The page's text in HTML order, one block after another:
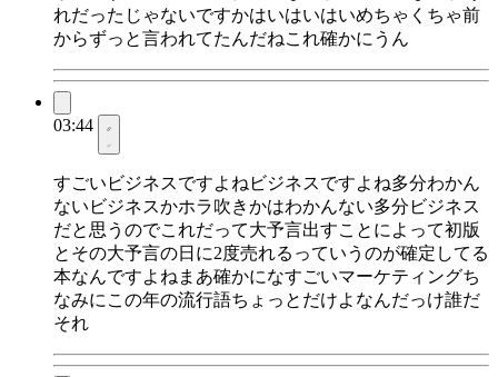
れだったじゃないですかはいはいはいめちゃくちゃ前
からずっと言われてたんだねこれ確かにうん
03:44
すごいビジネスですよねビジネスですよね多分わかん
ないビジネスかホラ吹きかはわかんない多分ビジネス
だと思うのでこれだって大予言出すことによって初版
とその大予言の日に2度売れるっていうのが確定してる
本なんですよねまあ確かになすごいマーケティングち
なみにこの年の流行語ちょっとだけよなんだっけ誰だ
それ